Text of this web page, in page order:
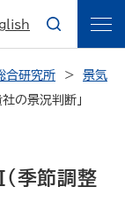
合研究所
景気
社の景況判断」
（季節調整